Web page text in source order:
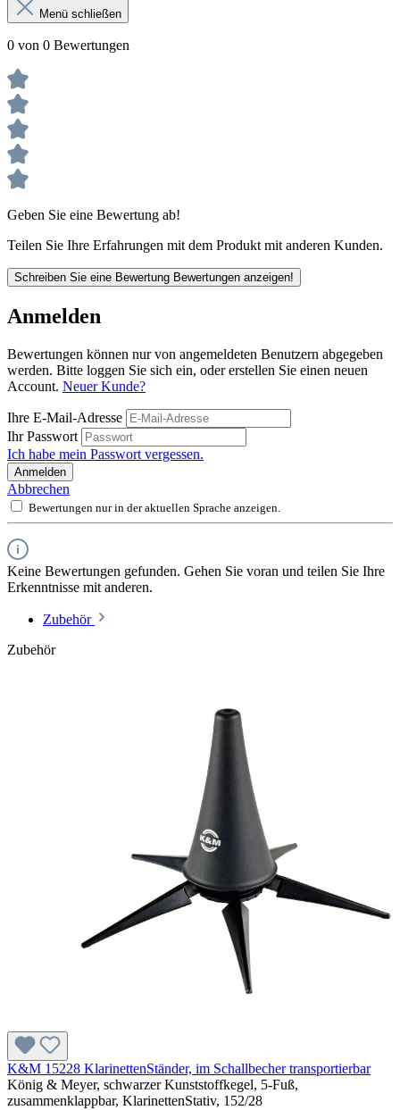
Menü schließen
0 von 0 Bewertungen
Geben Sie eine Bewertung ab!
Teilen Sie Ihre Erfahrungen mit dem Produkt mit anderen Kunden.
Schreiben Sie eine Bewertung Bewertungen anzeigen!
Anmelden
Bewertungen können nur von angemeldeten Benutzern abgegeben
werden. Bitte loggen Sie sich ein, oder erstellen Sie einen neuen
Account. Neuer Kunde?
Ihre E-Mail-Adresse
Ihr Passwort
Ich habe mein Passwort vergessen.
Anmelden
Abbrechen
Bewertungen nur in der aktuellen Sprache anzeigen.
Keine Bewertungen gefunden. Gehen Sie voran und teilen Sie Ihre
Erkenntnisse mit anderen.
Zubehör
Zubehör
K&M 15228 KlarinettenStänder, im Schallbecher transportierbar
König & Meyer, schwarzer Kunststoffkegel, 5-Fuß,
zusammenklappbar, KlarinettenStativ, 152/28